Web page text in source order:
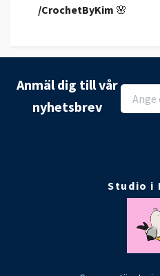
/CrochetByKim 🌸
Anmäl dig till vår
nyhetsbrev
Studio i